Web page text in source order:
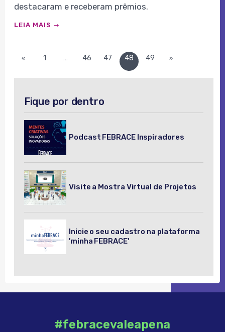
destacaram e receberam prêmios.
LEIA MAIS
« 1 … 46 47 48 49 »
Fique por dentro
Podcast FEBRACE Inspiradores
Visite a Mostra Virtual de Projetos
Inicie o seu cadastro na plataforma
'minha FEBRACE'
#febracevaleapena